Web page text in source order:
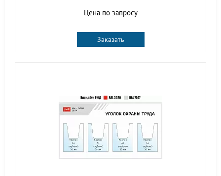
Цена по запросу
Заказать